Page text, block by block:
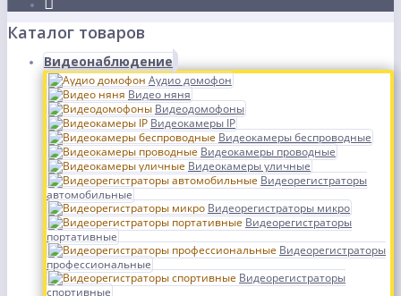
Каталог товаров
Видеонаблюдение
Аудио домофон
Видео няня
Видеодомофоны
Видеокамеры IP
Видеокамеры беспроводные
Видеокамеры проводные
Видеокамеры уличные
Видеорегистраторы
автомобильные
Видеорегистраторы микро
Видеорегистраторы
портативные
Видеорегистраторы
профессиональные
Видеорегистраторы
спортивные